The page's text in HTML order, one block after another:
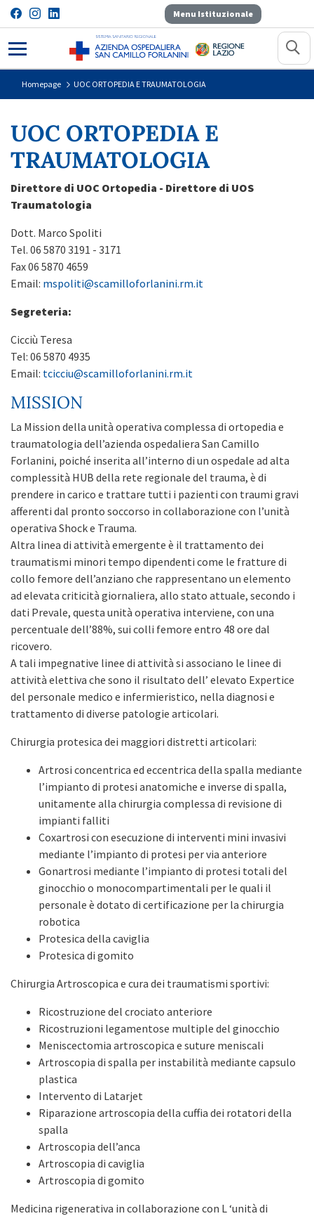
Menu Istituzionale
UOC ORTOPEDIA E
Homepage UOC ORTOPEDIA E TRAUMATOLOGIA
UOC ORTOPEDIA E
TRAUMATOLOGIA
Direttore di UOC Ortopedia - Direttore di UOS
Traumatologia
Dott. Marco Spoliti
Tel. 06 5870 3191 - 3171
Fax 06 5870 4659
Email: mspoliti@scamilloforlanini.rm.it
Segreteria:
Cicciù Teresa
Tel: 06 5870 4935
Email: tcicciu@scamilloforlanini.rm.it
MISSION
La Mission della unità operativa complessa di ortopedia e
traumatologia dell’azienda ospedaliera San Camillo
Forlanini, poiché inserita all’interno di un ospedale ad alta
complessità HUB della rete regionale del trauma, è di
prendere in carico e trattare tutti i pazienti con traumi gravi
afferenti dal pronto soccorso in collaborazione con l’unità
operativa Shock e Trauma.
Altra linea di attività emergente è il trattamento dei
traumatismi minori tempo dipendenti come le fratture di
collo femore dell’anziano che rappresentano un elemento
ad elevata criticità giornaliera, allo stato attuale, secondo i
dati Prevale, questa unità operativa interviene, con una
percentuale dell’88%, sui colli femore entro 48 ore dal
ricovero.
A tali impegnative linee di attività si associano le linee di
attività elettiva che sono il risultato dell’ elevato Expertice
del personale medico e infermieristico, nella diagnosi e
trattamento di diverse patologie articolari.
Chirurgia protesica dei maggiori distretti articolari:
Artrosi concentrica ed eccentrica della spalla mediante
l’impianto di protesi anatomiche e inverse di spalla,
unitamente alla chirurgia complessa di revisione di
impianti falliti
Coxartrosi con esecuzione di interventi mini invasivi
mediante l’impianto di protesi per via anteriore
Gonartrosi mediante l’impianto di protesi totali del
ginocchio o monocompartimentali per le quali il
personale è dotato di certificazione per la chirurgia
robotica
Protesica della caviglia
Protesica di gomito
Chirurgia Artroscopica e cura dei traumatismi sportivi:
Ricostruzione del crociato anteriore
Ricostruzioni legamentose multiple del ginocchio
Meniscectomia artroscopica e suture meniscali
Artroscopia di spalla per instabilità mediante capsulo
plastica
Intervento di Latarjet
Riparazione artroscopia della cuffia dei rotatori della
spalla
Artroscopia dell’anca
Artroscopia di caviglia
Artroscopia di gomito
Medicina rigenerativa in collaborazione con L ‘unità di